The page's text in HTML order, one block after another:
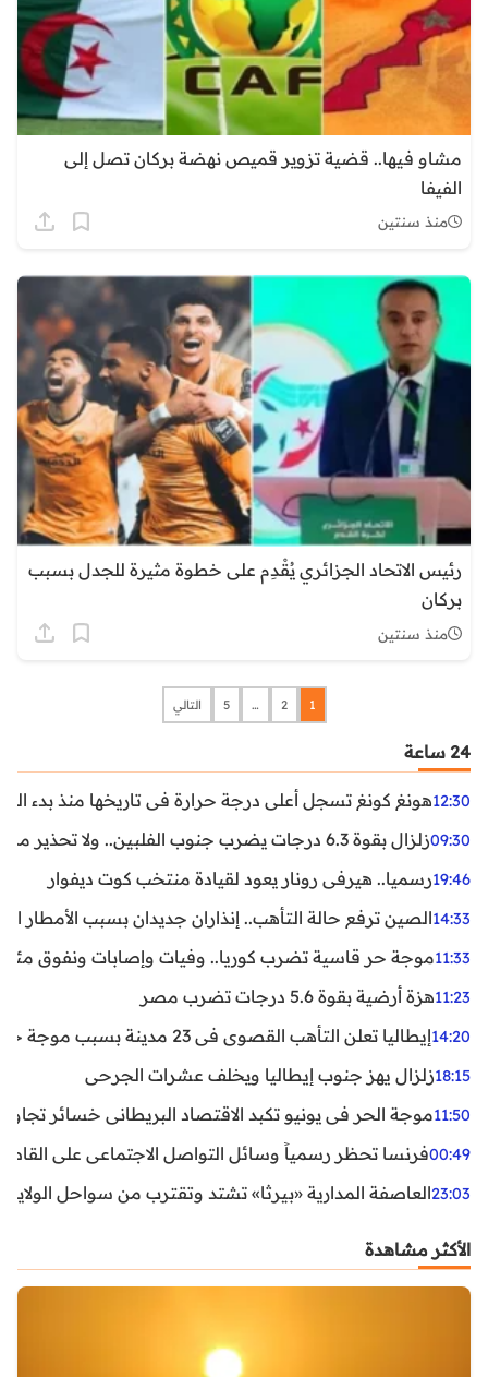
مشاو فيها.. قضية تزوير قميص نهضة بركان تصل إلى
الفيفا
منذ سنتين
رئيس الاتحاد الجزائري يُقْدِم على خطوة مثيرة للجدل بسبب
بركان
منذ سنتين
1
2
…
5 التالي
24 ساعة
12:30هونغ كونغ تسجل أعلى درجة حرارة في تاريخها منذ بدء
09:30زلزال بقوة 6.3 درجات يضرب جنوب الفلبين.. ولا تحذير من تسونامي حتى الآن
19:46رسميا.. هيرفي رونار يعود لقيادة منتخب كوت ديفوار
14:33الصين ترفع حالة التأهب.. إنذاران جديدان بسبب الأمطار
11:33موجة حر قاسية تضرب كوريا.. وفيات وإصابات ونفوق مئات
11:23هزة أرضية بقوة 5.6 درجات تضرب مصر
14:20إيطاليا تعلن التأهب القصوى في 23 مدينة بسبب موجة حر شديدة
18:15زلزال يهز جنوب إيطاليا ويخلف عشرات الجرحى
11:50موجة الحر في يونيو تكبد الاقتصاد البريطاني خسائر تجاوزت 1.5 مليار
00:49فرنسا تحظر رسمياً وسائل التواصل الاجتماعي على القاصرين
23:03العاصفة المدارية «بيرثا» تشتد وتقترب من سواحل
الأكثر مشاهدة